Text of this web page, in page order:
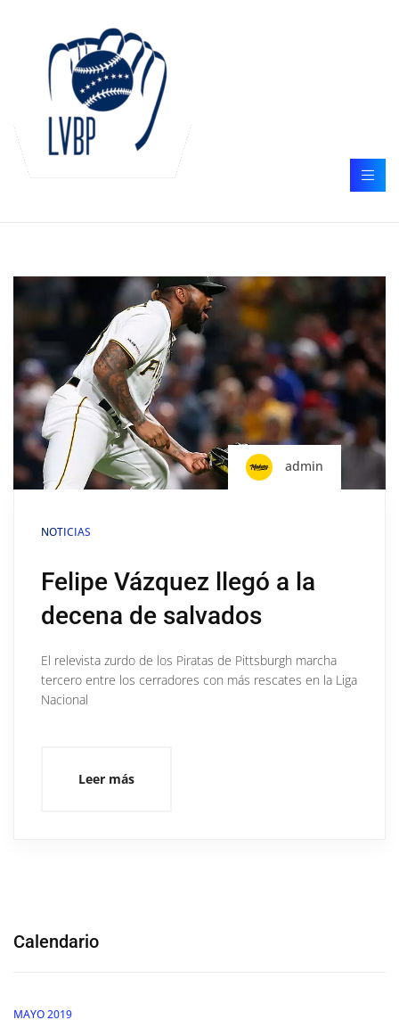
admin
NOTICIAS
Felipe Vázquez llegó a la
decena de salvados
El relevista zurdo de los Piratas de Pittsburgh marcha
tercero entre los cerradores con más rescates en la Liga
Nacional
Leer más
Calendario
MAYO 2019